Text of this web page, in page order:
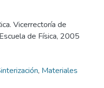
Vicerrectoría de
de Física, 2005
, Materiales